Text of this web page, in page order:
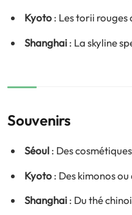
Kyoto: Les torii rouges
Shanghai: La skyline
Souvenirs
Séoul: Des
Kyoto: Des kimonos
Shanghai: Du thé